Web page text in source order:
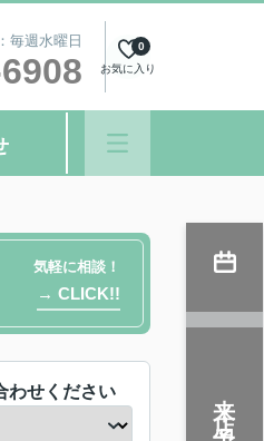
毎週水曜日
お気に入り
0
気軽に相談！
→ CLICK!!
わせください 来店予約